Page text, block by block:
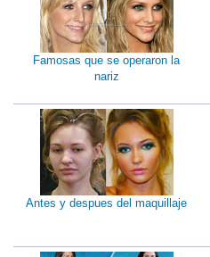
Famosas que se operaron la
nariz
Antes y despues del maquillaje